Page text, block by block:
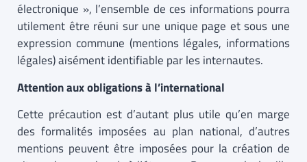
électronique », l’ensemble de ces informations pourra
utilement être réuni sur une unique page et sous une
expression commune (mentions légales, informations
légales) aisément identifiable par les internautes.
Attention aux obligations à l’international
Cette précaution est d’autant plus utile qu’en marge
des formalités imposées au plan national, d’autres
mentions peuvent être imposées pour la création de